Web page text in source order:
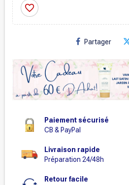
favorite_border
Partager
Paiement sécurisé
CB & PayPal
Livraison rapide
Préparation 24/48h
Retour facile